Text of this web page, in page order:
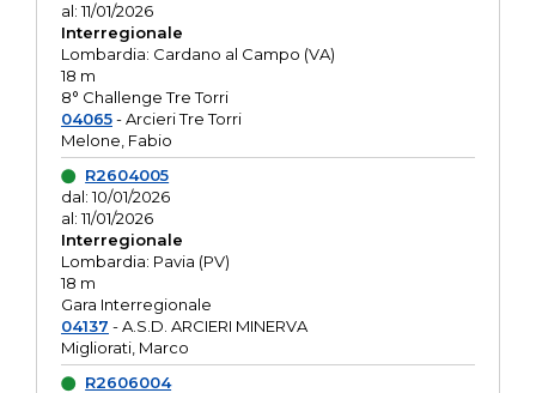
al: 11/01/2026
Interregionale
Lombardia: Cardano al Campo (VA)
18 m
8° Challenge Tre Torri
04065- Arcieri Tre Torri
Melone, Fabio
R2604005
dal: 10/01/2026
al: 11/01/2026
Interregionale
Lombardia: Pavia (PV)
18 m
Gara Interregionale
04137 - A.S.D. ARCIERI MINERVA
Migliorati, Marco
R2606004